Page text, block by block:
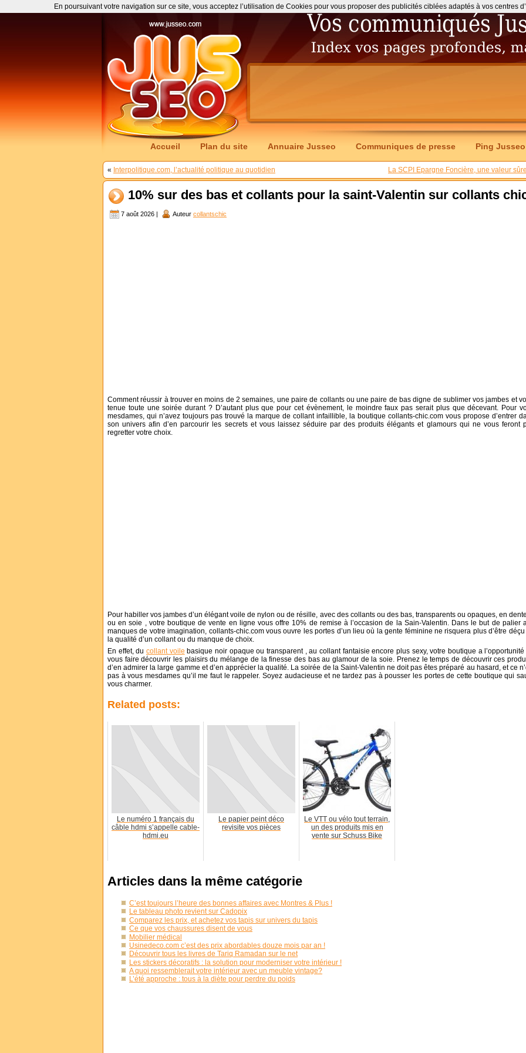
Accueil Plan du site Annuaire Jusseo Communiques de presse Ping Jusseo
« Interpolitique.com, l’actualité politique au quotidien La SCPI Epargne Foncière, une valeur
10% sur des bas et collants pour la saint-Valentin sur collants
7 août 2026 | Auteur collantschic
Comment réussir à trouver en moins de 2 semaines, une paire de collants ou une paire de bas digne de sublimer vos jambes et
tenue toute une soirée durant ? D’autant plus que pour cet évènement, le moindre faux pas serait plus que décevant. Pour
mesdames, qui n’avez toujours pas trouvé la marque de collant infaillible, la boutique collants-chic.com vous propose d’entrer
son univers afin d’en parcourir les secrets et vous laissez séduire par des produits élégants et glamours qui ne vous feront
regretter votre choix.
Pour habiller vos jambes d’un élégant voile de nylon ou de résille, avec des collants ou des bas, transparents ou opaques, en
ou en soie , votre boutique de vente en ligne vous offre 10% de remise à l’occasion de la Sain-Valentin. Dans le but de palier
manques de votre imagination, collants-chic.com vous ouvre les portes d’un lieu où la gente féminine ne risquera plus d’être déçu
la qualité d’un collant ou du manque de choix.
En effet, du collant voile basique noir opaque ou transparent , au collant fantaisie encore plus sexy, votre boutique a l’opportunité
vous faire découvrir les plaisirs du mélange de la finesse des bas au glamour de la soie. Prenez le temps de découvrir ces
d’en admirer la large gamme et d’en apprécier la qualité. La soirée de la Saint-Valentin ne doit pas êtes préparé au hasard, et ce
pas à vous mesdames qu’il me faut le rappeler. Soyez audacieuse et ne tardez pas à pousser les portes de cette boutique qui
vous charmer.
Related posts:
Le numéro 1 français du
câble hdmi s’appelle cable-
hdmi.eu
Le papier peint déco
revisite vos pièces
Le VTT ou vélo tout terrain,
un des produits mis en
vente sur Schuss Bike
Articles dans la même catégorie
C’est toujours l’heure des bonnes affaires avec Montres & Plus !
Le tableau photo revient sur Cadopix
Comparez les prix, et achetez vos tapis sur univers du tapis
Ce que vos chaussures disent de vous
Mobilier médical
Usinedeco.com c’est des prix abordables douze mois par an !
Découvrir tous les livres de Tariq Ramadan sur le net
Les stickers décoratifs : la solution pour moderniser votre intérieur !
A quoi ressemblerait votre intérieur avec un meuble vintage?
L’été approche : tous à la diète pour perdre du poids
En poursuivant votre navigation sur ce site, vous acceptez l’utilisation de Cookies pour vous proposer des publicités ciblées adaptés à vos centres